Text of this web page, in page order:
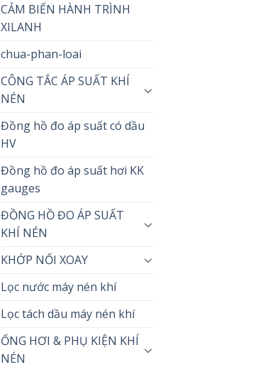
CẢM BIẾN HÀNH TRÌNH
XILANH
chua-phan-loai
CÔNG TẮC ÁP SUẤT KHÍ
NÉN
Đồng hồ đo áp suất có dầu
HV
Đồng hồ đo áp suất hơi KK
gauges
ĐỒNG HỒ ĐO ÁP SUẤT
KHÍ NÉN
KHỚP NỐI XOAY
Lọc nước máy nén khí
Lọc tách dầu máy nén khí
ỐNG HƠI & PHỤ KIỆN KHÍ
NÉN